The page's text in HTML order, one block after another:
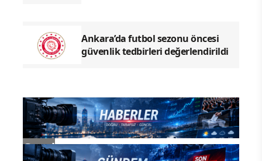
Ankara’da futbol sezonu öncesi
güvenlik tedbirleri değerlendirildi
Genel